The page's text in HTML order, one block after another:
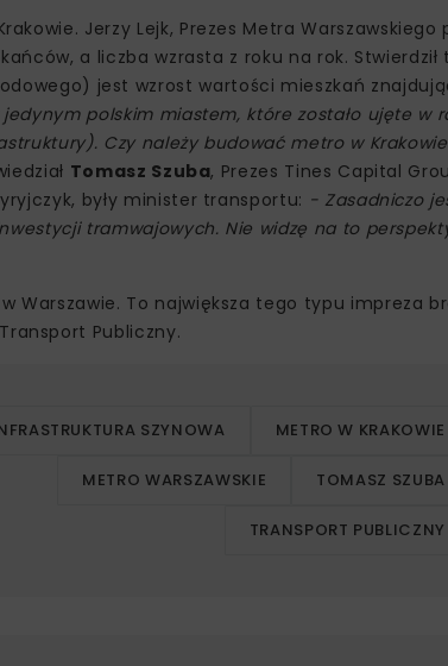
Jerzy Lejk, Prezes Metra Warszawskiego
a liczba wzrasta z roku na rok. Stwierdził
jest wzrost wartości mieszkań
polskim miastem, które zostało ujęte w
Czy należy budować metro w
Tomasz Szuba, Prezes Tines Capital
były minister transportu: - Zasadniczo
tramwajowych. Nie widzę na to
Warszawie. To największa tego typu impreza
Publiczny.
SZYNOWA METRO W KRAKOWIE
METRO WARSZAWSKIE TOMASZ SZUBA
TRANSPORT PUBLICZNY